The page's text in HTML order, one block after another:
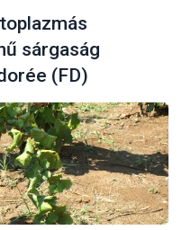
sárgaság
(FD)